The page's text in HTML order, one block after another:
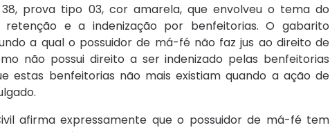
prova tipo 03, cor amarela, que envolveu o tema do
e a indenização por benfeitorias. O gabarito
a qual o possuidor de má-fé não faz jus ao direito de
não possui direito a ser indenizado pelas benfeitorias
estas benfeitorias não mais existiam quando a ação de
afirma expressamente que o possuidor de má-fé tem